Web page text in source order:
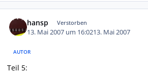
hansp Verstorben
13. Mai 2007 um 16:0213. Mai 2007
AUTOR
Teil 5: